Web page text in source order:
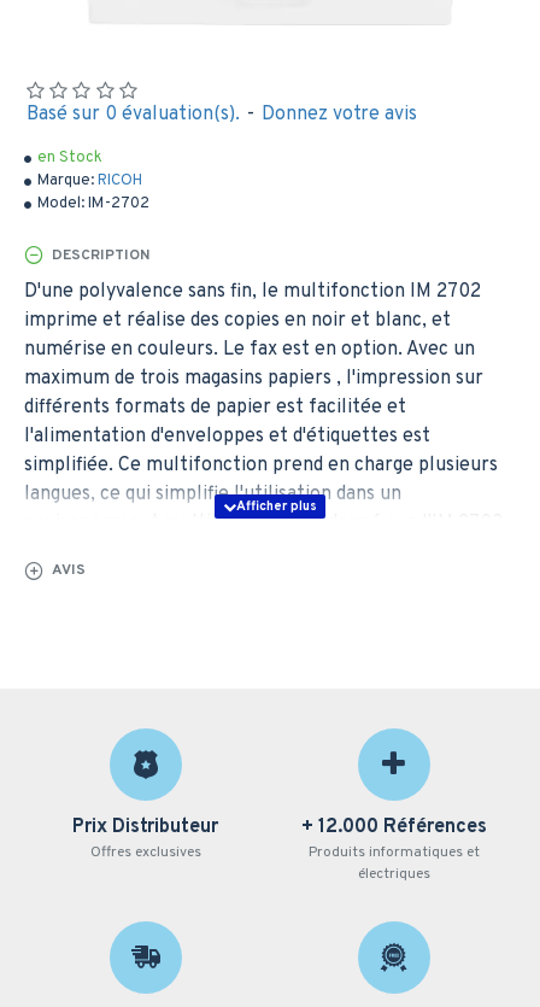
en Stock
Marque:RICOH
Model:IM-2702
Basé sur 0 évaluation(s). - Donnez votre avis
DESCRIPTION
D'une polyvalence sans fin, le multifonction IM 2702
imprime et réalise des copies en noir et blanc, et
numérise en couleurs. Le fax est en option. Avec un
maximum de trois magasins papiers , l'impression sur
différents formats de papier est facilitée et
l'alimentation d'enveloppes et d'étiquettes est
simplifiée. Ce multifonction prend en charge plusieurs
langues, ce qui simplifie l'utilisation dans un
environnement multilingue. Étant donné que l'IM 2702
maintenance, la fiabilité des performances est garantie.
travail et améliorer la productivité.
Automatisation de la numérisation grâce à un chargeur
d'une capacité de 50 feuilles
Connexion facilitée aux dispositifs mobiles pour
imprimer au départ de ceux-ci ou y numériser des
documents confidentiels
Prise en charge de plusieurs langues, y compris l'arabe
AVIS
Prix Distributeur
Offres exclusives
+ 12.000 Références
Produits informatiques et
électriques